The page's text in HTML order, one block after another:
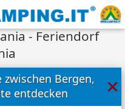
- Feriendorf
Bergen,
entdecken
×